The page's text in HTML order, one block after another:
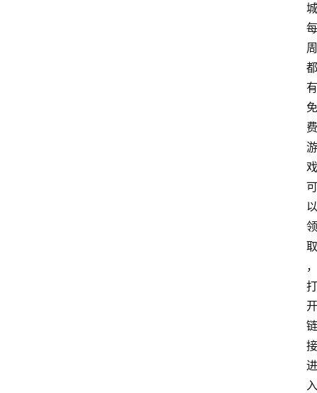
城
每
周
都
有
免
费
游
戏
可
以
领
取
，
打
开
链
接
进
入